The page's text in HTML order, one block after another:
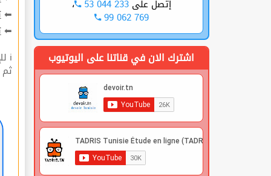
⬅
⬅
ℹ للإشتراك قوم بعملية التسجيل🔐 في الموقع |
إتصل على53 044 233 ،
99 062 769
اشترك الان في قناتنا على اليوتيوب